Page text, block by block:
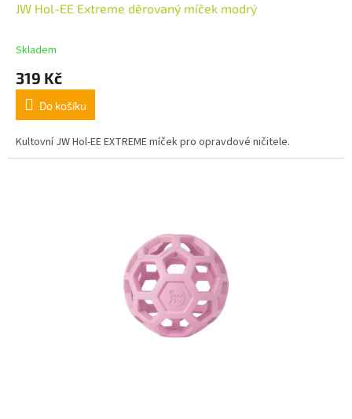
JW Hol-EE Extreme děrovaný míček modrý
Skladem
319 Kč
Do košíku
Kultovní JW Hol-EE EXTREME míček pro opravdové ničitele.